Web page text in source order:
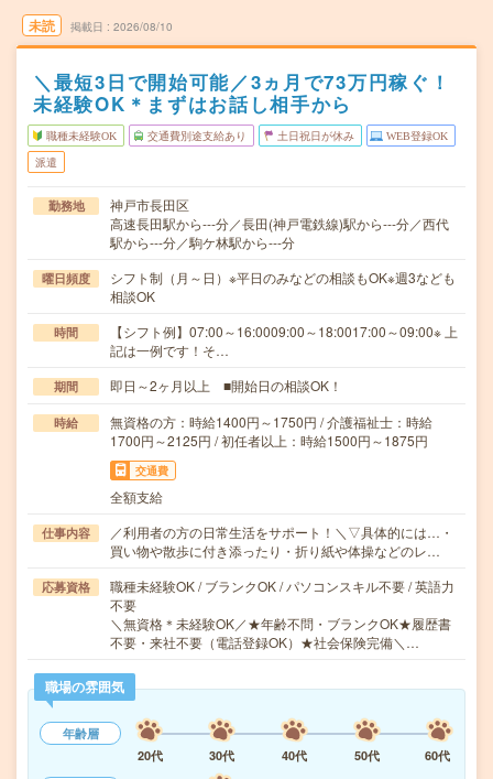
未読 掲載日 2026/08/10
＼最短3日で開始可能／3ヵ月で73万円稼ぐ！
未経験OK＊まずはお話し相手から
職種未経験OK 交通費別途支給あり 土日祝日が休み WEB登録OK
派遣
勤務地
神戸市長田区
高速長田駅から---分／長田(神戸電鉄線)駅から---分／西代
駅から---分／駒ケ林駅から---分
曜日頻度
シフト制（月～日）※平日のみなどの相談もOK※週3なども
相談OK
時間
【シフト例】07:00～16:0009:00～18:0017:00～09:00※ 上
記は一例です！そ…
期間 即日～2ヶ月以上 ■開始日の相談OK！
時給
無資格の方：時給1400円～1750円 / 介護福祉士：時給
1700円～2125円 / 初任者以上：時給1500円～1875円
交通費
全額支給
仕事内容
／利用者の方の日常生活をサポート！＼▽具体的には…・
買い物や散歩に付き添ったり・折り紙や体操などのレ…
応募資格
職種未経験OK / ブランクOK / パソコンスキル不要 / 英語力
不要
＼無資格＊未経験OK／★年齢不問・ブランクOK★履歴書
不要・来社不要（電話登録OK）★社会保険完備＼…
職場の雰囲気
年齢層
20代
30代 40代 50代
60代